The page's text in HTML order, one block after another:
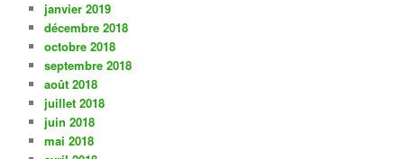
janvier 2019
décembre 2018
octobre 2018
septembre 2018
août 2018
juillet 2018
juin 2018
mai 2018